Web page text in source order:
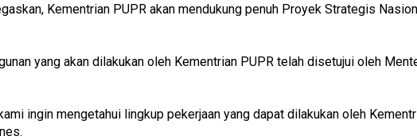
Kementrian PUPR akan mendukung penuh Proyek Strategis
yang akan dilakukan oleh Kementrian PUPR telah disetujui oleh
ingin mengetahui lingkup pekerjaan yang dapat dilakukan oleh